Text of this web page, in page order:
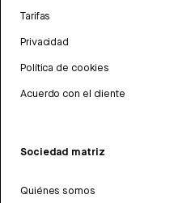
Tarifas
Privacidad
Política de cookies
Acuerdo con el cliente
Sociedad matriz
Quiénes somos